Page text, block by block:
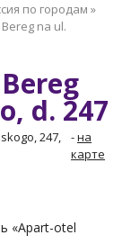
по городам »
na ul.
d. 247
247,
-на
карте
«Apart-otel